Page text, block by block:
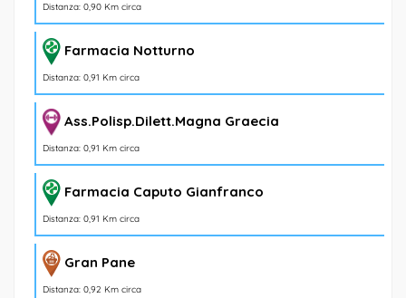
Distanza: 0,90 Km circa
Farmacia Notturno
Distanza: 0,91 Km circa
Ass.Polisp.Dilett.Magna Graecia
Distanza: 0,91 Km circa
Farmacia Caputo Gianfranco
Distanza: 0,91 Km circa
Gran Pane
Distanza: 0,92 Km circa